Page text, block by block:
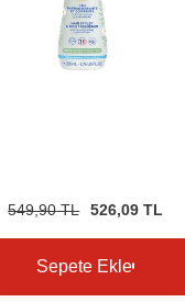
549,90TL 526,09 TL
Sepete Ekle